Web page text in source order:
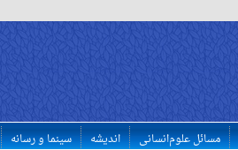
مسائل علوم‌انسانی اندیشه سینما و رسانه